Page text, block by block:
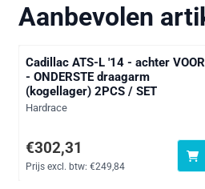
Aanbevolen
Cadillac ATS-L '14 - achter VOOR
- ONDERSTE draagarm
(kogellager) 2PCS / SET
Merk:
Hardrace
Prijs: 302,31, exclusief btw:
€302,31
Prijs excl. btw: €249,84